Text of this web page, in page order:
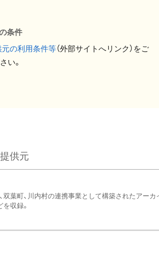
条件
元の利用条件等（外部サイトへリンク）をご
い。
供元
葉町、川内村の連携事業として構築されたアーカ
収録。